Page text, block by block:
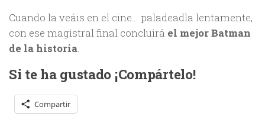
Cuando la veáis en el cine… paladeadla lentamente,
con ese magistral final concluirá el mejor Batman
de la historia.
Si te ha gustado ¡Compártelo!
Compartir